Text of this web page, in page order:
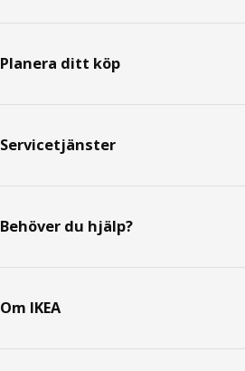
Planera ditt köp
Servicetjänster
Behöver du hjälp?
Om IKEA